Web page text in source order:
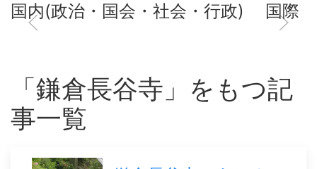
国内(政治・国会・社会・行政) 国際
「鎌倉長谷寺」をもつ記
事一覧